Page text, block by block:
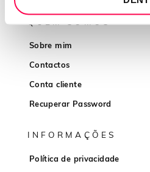
Sobre mim
Contactos
Conta cliente
Recuperar Password
INFORMAÇÕES
Política de privacidade